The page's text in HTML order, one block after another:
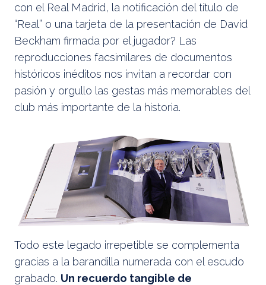
con el Real Madrid, la notificación del título de
“Real” o una tarjeta de la presentación de David
Beckham firmada por el jugador? Las
reproducciones facsimilares de documentos
históricos inéditos nos invitan a recordar con
pasión y orgullo las gestas más memorables del
club más importante de la historia.
Todo este legado irrepetible se complementa
gracias a la barandilla numerada con el escudo
grabado. Un recuerdo tangible de